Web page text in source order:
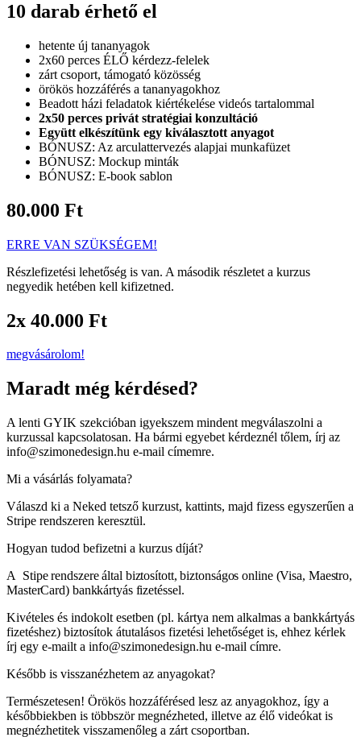
10 darab érhető el
hetente új tananyagok
2x60 perces ÉLŐ kérdezz-felelek
zárt csoport, támogató közösség
örökös hozzáférés a tananyagokhoz
Beadott házi feladatok kiértékelése videós tartalommal
2x50 perces privát stratégiai konzultáció
Együtt elkészítünk egy kiválasztott anyagot
BÓNUSZ: Az arculattervezés alapjai munkafüzet
BÓNUSZ: Mockup minták
BÓNUSZ: E-book sablon
80.000 Ft
ERRE VAN SZÜKSÉGEM!
Részlefizetési lehetőség is van. A második részletet a kurzus
negyedik hetében kell kifizetned.
2x 40.000 Ft
megvásárolom!
Maradt még kérdésed?
A lenti GYIK szekcióban igyekszem mindent megválaszolni a
kurzussal kapcsolatosan. Ha bármi egyebet kérdeznél tőlem, írj az
info@szimonedesign.hu e-mail címemre.
Mi a vásárlás folyamata?
Válaszd ki a Neked tetsző kurzust, kattints, majd fizess egyszerűen a
Stripe rendszeren keresztül.
Hogyan tudod befizetni a kurzus díját?
A
Stiperendszere által biztosított, biztonságos online (Visa, Maestro,
MasterCard) bankkártyás fizetéssel.
Kivételes és indokolt esetben (pl. kártya nem alkalmas a bankkártyás
fizetéshez) biztosítok átutalásos fizetési lehetőséget is, ehhez kérlek
írj egy e-mailt a info@szimonedesign.hu e-mail címre.
Később is visszanézhetem az anyagokat?
Természetesen! Örökös hozzáférésed lesz az anyagokhoz, így a
későbbiekben is többször megnézheted, illetve az élő videókat is
megnézhetitek visszamenőleg a zárt csoportban.